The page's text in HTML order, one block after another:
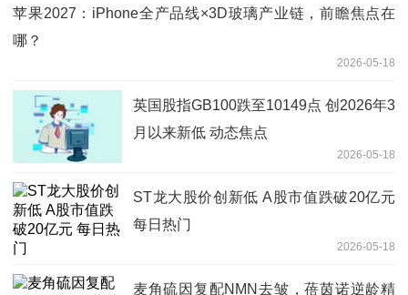
苹果2027：iPhone全产品线×3D玻璃产业链，前瞻焦点在
哪？
2026-05-18
英国股指GB100跌至10149点 创2026年3
月以来新低 动态焦点
2026-05-18
ST龙大股价创新低 A股市值跌破20亿元
每日热门
2026-05-18
麦角硫因复配NMN去皱，蓓茵诺逆龄精